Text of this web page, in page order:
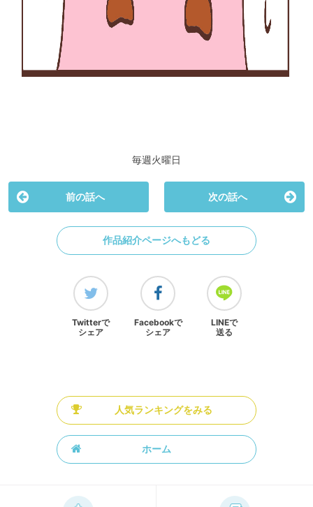
毎週火曜日
前の話へ 次の話へ
作品紹介ページへもどる
Twitterで
シェア
Facebookで
シェア
LINEで
送る
人気ランキングをみる
ホーム